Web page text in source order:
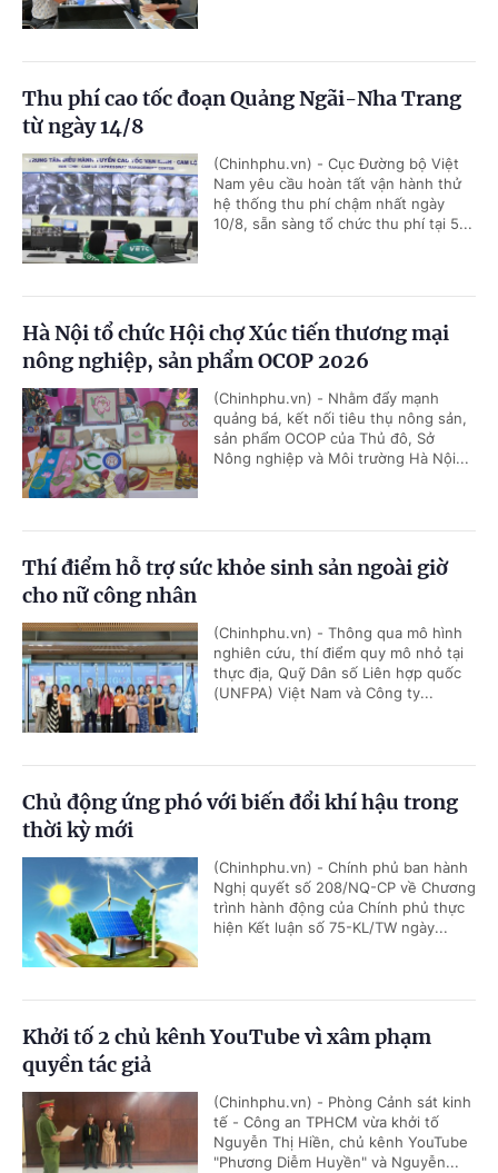
Thu phí cao tốc đoạn Quảng Ngãi-Nha Trang
từ ngày 14/8
(Chinhphu.vn) - Cục Đường bộ Việt
Nam yêu cầu hoàn tất vận hành thử
hệ thống thu phí chậm nhất ngày
10/8, sẵn sàng tổ chức thu phí tại 5...
Hà Nội tổ chức Hội chợ Xúc tiến thương mại
nông nghiệp, sản phẩm OCOP 2026
(Chinhphu.vn) - Nhằm đẩy mạnh
quảng bá, kết nối tiêu thụ nông sản,
sản phẩm OCOP của Thủ đô, Sở
Nông nghiệp và Môi trường Hà Nội...
Thí điểm hỗ trợ sức khỏe sinh sản ngoài giờ
cho nữ công nhân
(Chinhphu.vn) - Thông qua mô hình
nghiên cứu, thí điểm quy mô nhỏ tại
thực địa, Quỹ Dân số Liên hợp quốc
(UNFPA) Việt Nam và Công ty...
Chủ động ứng phó với biến đổi khí hậu trong
thời kỳ mới
(Chinhphu.vn) - Chính phủ ban hành
Nghị quyết số 208/NQ-CP về Chương
trình hành động của Chính phủ thực
hiện Kết luận số 75-KL/TW ngày...
Khởi tố 2 chủ kênh YouTube vì xâm phạm
quyền tác giả
(Chinhphu.vn) - Phòng Cảnh sát kinh
tế - Công an TPHCM vừa khởi tố
Nguyễn Thị Hiền, chủ kênh YouTube
"Phương Diễm Huyền" và Nguyễn...